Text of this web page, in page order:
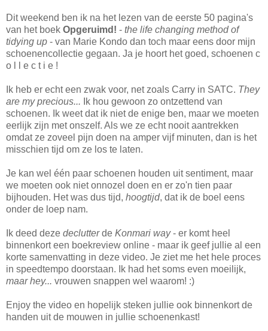
Dit weekend ben ik na het lezen van de eerste 50 pagina's
van het boek Opgeruimd! - the life changing method of
tidying up - van Marie Kondo dan toch maar eens door mijn
schoenencollectie gegaan. Ja je hoort het goed, schoenen c
o l l e c t i e !
Ik heb er echt een zwak voor, net zoals Carry in SATC. They
are my precious... Ik hou gewoon zo ontzettend van
schoenen. Ik weet dat ik niet de enige ben, maar we moeten
eerlijk zijn met onszelf. Als we ze echt nooit aantrekken
omdat ze zoveel pijn doen na amper vijf minuten, dan is het
misschien tijd om ze los te laten.
Je kan wel één paar schoenen houden uit sentiment, maar
we moeten ook niet onnozel doen en er zo'n tien paar
bijhouden. Het was dus tijd, hoogtijd, dat ik de boel eens
onder de loep nam.
Ik deed deze declutterde Konmari way- er komt heel
binnenkort een boekreview online - maar ik geef jullie al een
korte samenvatting in deze video. Je ziet me het hele proces
in speedtempo doorstaan. Ik had het soms even moeilijk,
maar hey... vrouwen snappen wel waarom! :)
Enjoy the video en hopelijk steken jullie ook binnenkort de
handen uit de mouwen in jullie schoenenkast!